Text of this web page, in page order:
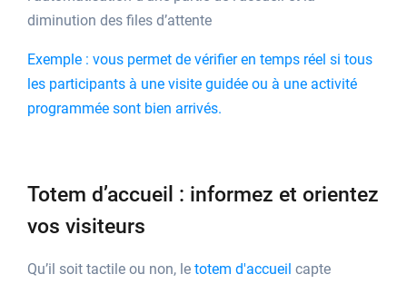
diminution des files d’attente
Exemple : vous permet de vérifier en temps réel si tous
les participants à une visite guidée ou à une activité
programmée sont bien arrivés.
Totem d’accueil : informez et orientez
vos visiteurs
Qu’il soit tactile ou non, le totem d'accueil capte